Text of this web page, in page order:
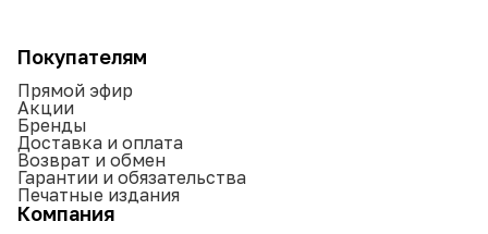
Покупателям
Прямой эфир
Акции
Бренды
Доставка и оплата
Возврат и обмен
Гарантии и обязательства
Печатные издания
Компания